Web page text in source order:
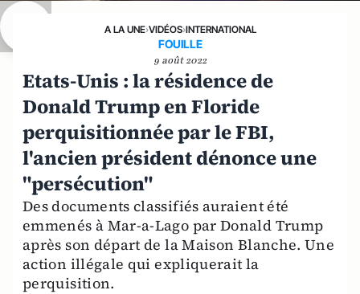
A LA UNE›VIDÉOS›INTERNATIONAL
FOUILLE
9 août 2022
Etats-Unis : la résidence de
Donald Trump en Floride
perquisitionnée par le FBI,
l'ancien président dénonce une
"persécution"
Des documents classifiés auraient été
emmenés à Mar-a-Lago par Donald Trump
après son départ de la Maison Blanche. Une
action illégale qui expliquerait la
perquisition.